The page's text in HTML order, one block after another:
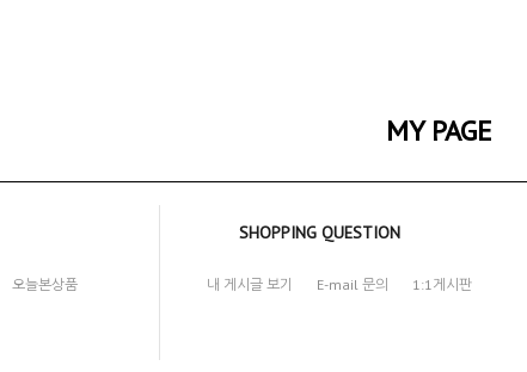
MY PAGE
오늘본상품
SHOPPING QUESTION
내 게시글 보기 E-mail 문의 1:1게시판